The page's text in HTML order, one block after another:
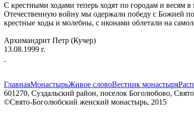
С крестными ходами теперь ходят по городам и весям
Отечественную войну мы одержали победу с Божией
крестные ходы и молебны, с иконами облетали на
Архимандрит Петр (Кучер)
13.08.1999 г.
ГлавнаяМонастырьЖивое словоВестник монастыря
601270, Суздальский район, поселок Боголюбово,
©Свято-Боголюбский женский монастырь, 2015